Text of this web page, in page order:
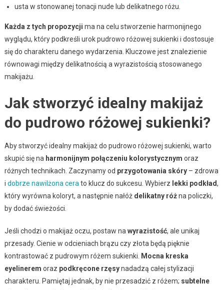
usta w stonowanej tonacji nude lub delikatnego różu.
Każda z tych propozycji ma na celu stworzenie harmonijnego
wyglądu, który podkreśli urok pudrowo różowej sukienki i dostosuje
się do charakteru danego wydarzenia. Kluczowe jest znalezienie
równowagi między delikatnością a wyrazistością stosowanego
makijażu.
Jak stworzyć idealny makijaż
do pudrowo różowej sukienki?
Aby stworzyć idealny makijaż do pudrowo różowej sukienki, warto
skupić się na harmonijnym połączeniu kolorystycznym oraz
różnych technikach. Zaczynamy od przygotowania skóry– zdrowa
i dobrze nawilżona cerato klucz do sukcesu. Wybierz lekki podkład,
który wyrówna koloryt, a następnie nałóż delikatny różna policzki,
by dodać świeżości.
Jeśli chodzi o makijaż oczu, postaw nawyrazistość, ale unikaj
przesady. Cienie w odcieniach brązu czy złota będą pięknie
kontrastować z pudrowym różem sukienki. Mocna kreska
eyelinerem oraz podkręcone rzęsynadadzą całej stylizacji
charakteru. Pamiętaj jednak, by nie przesadzić z różem; subtelne